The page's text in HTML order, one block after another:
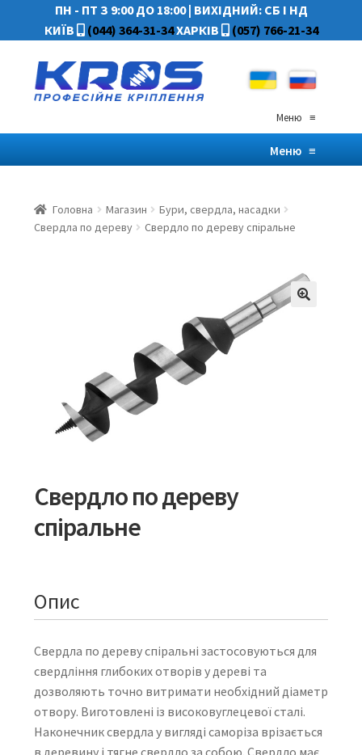
ПН - ПТ З 9:00 ДО 18:00| ВИХІДНИЙ: СБ І НД
КИЇВ
(044) 364-31-34ХАРКІВ (057) 766-21-34
Меню≡
Меню≡
Головна Магазин
Бури, свердла, насадки
Свердла по дереву
Свердло по дереву спіральне
Свердло по дереву
спіральне
Опис
Свердла по дереву спіральні застосовуються для
свердління глибоких отворів у дереві та
дозволяють точно витримати необхідний діаметр
отвору. Виготовлені із високовуглецевої сталі.
Наконечник свердла у вигляді саморіза врізається
в деревину і тягне свердло за собою. Свердло має